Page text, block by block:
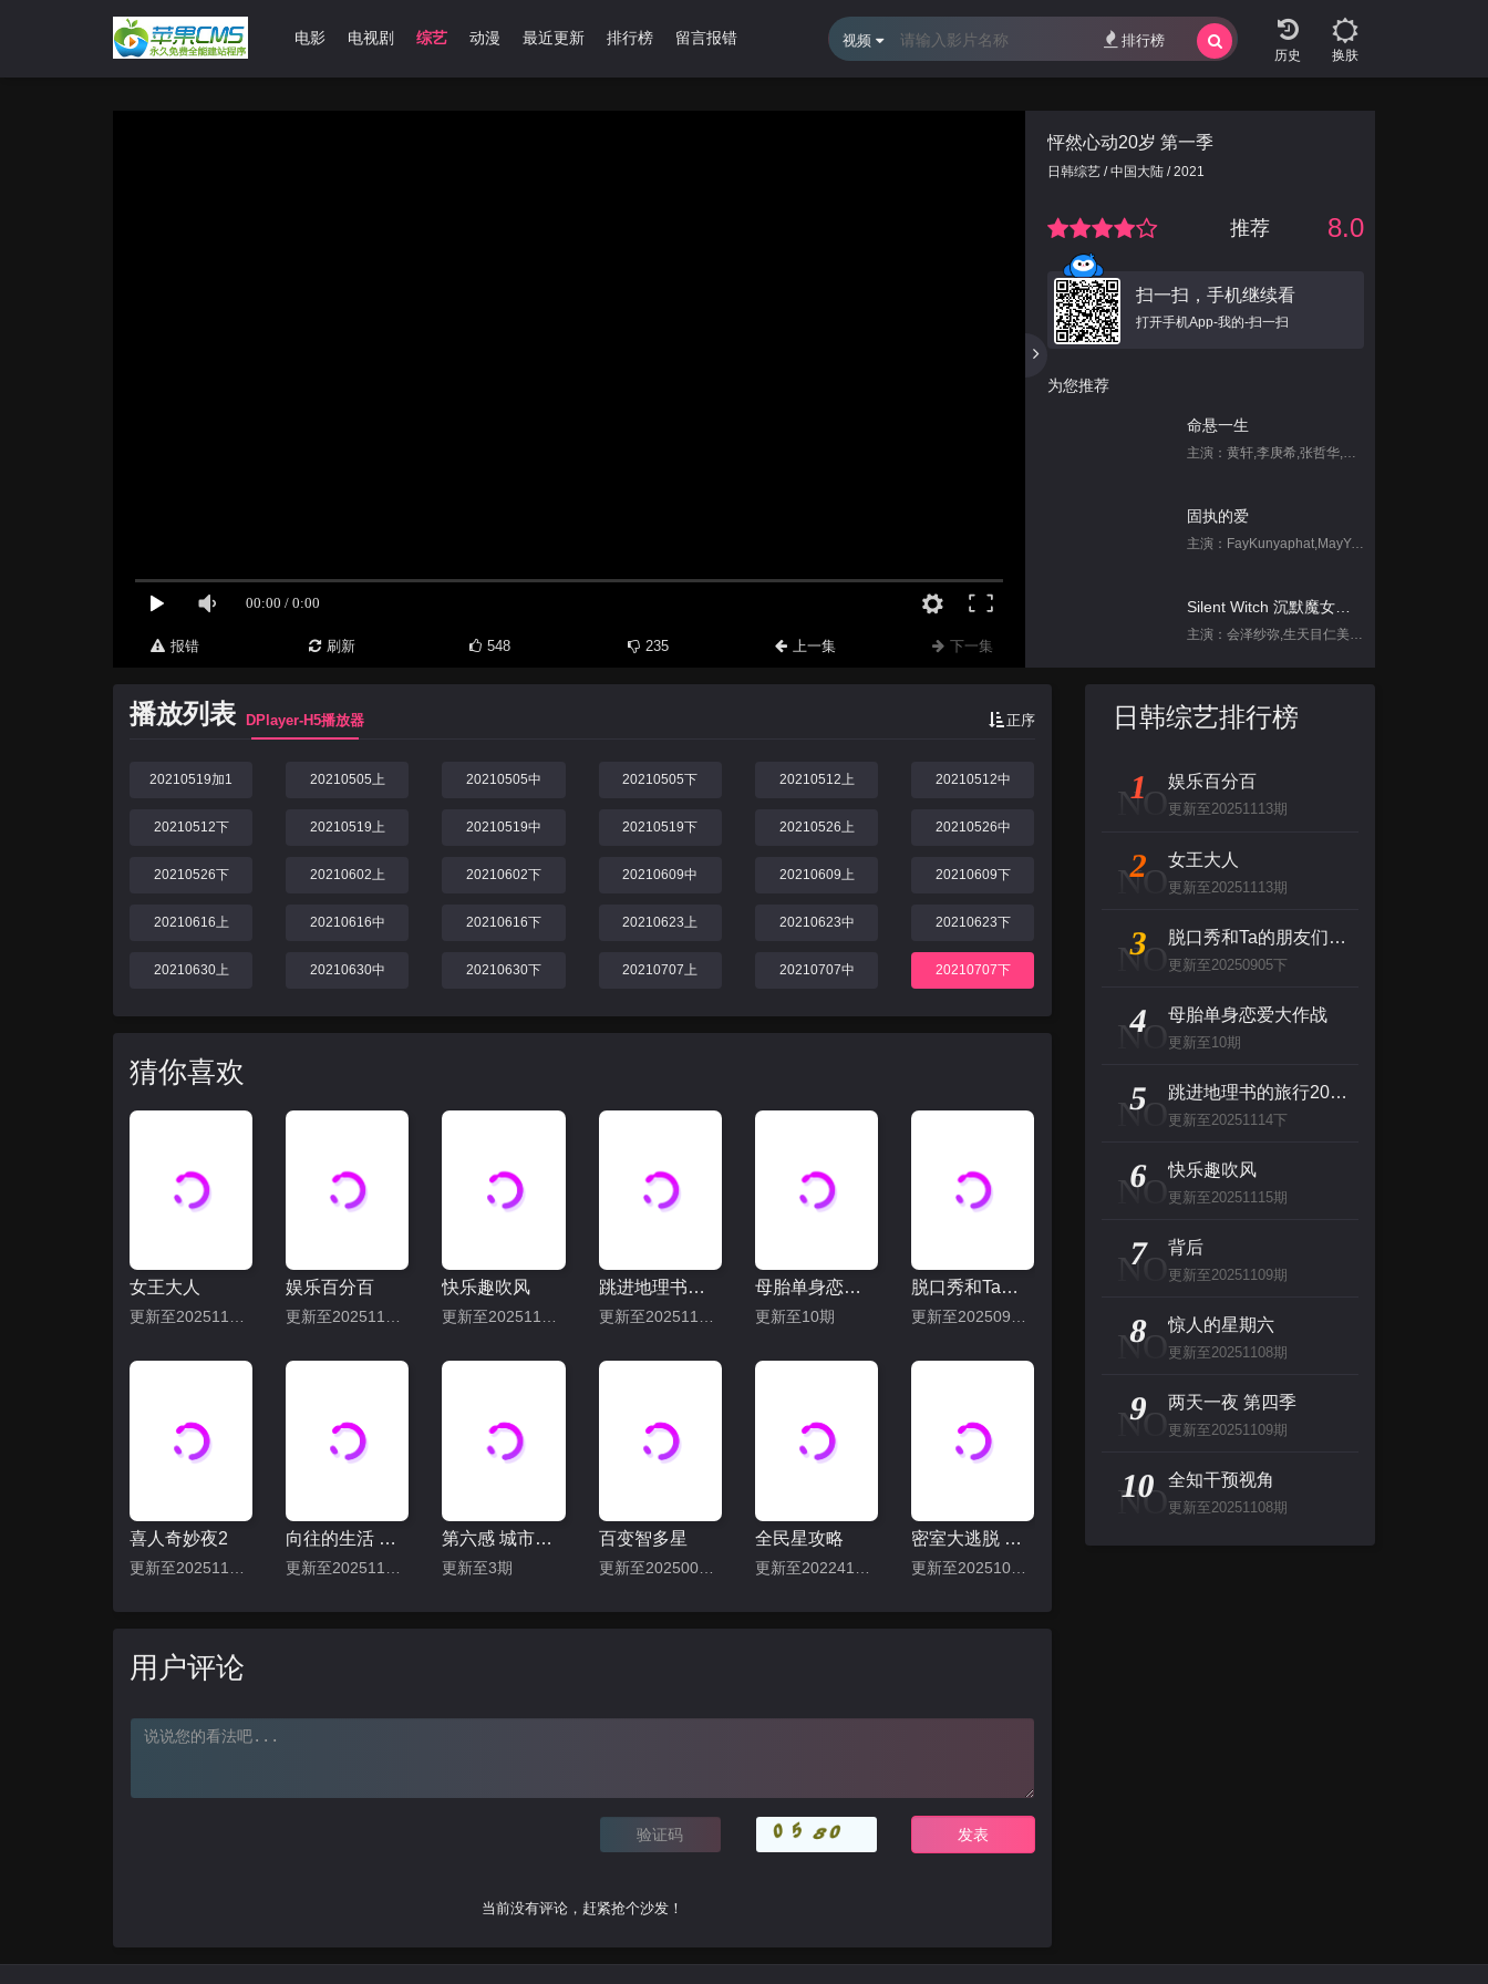
首页 电影 电视剧 综艺 动漫 最近更新 排行榜 留言报错
换肤
视频 排行榜
报错 刷新 548 235 上一集 下一集
怦然心动20岁 第一季
日韩综艺 / 中国大陆 / 2021
推荐 8.0
扫一扫，手机继续看
打开手机App-我的-扫一扫
为您推荐
命悬一生
主演：黄轩,李庚希,张哲华,白宇帆,尹昉,姜珮瑶
固执的爱
主演：FayKunyaphat,MayYada
主演：会泽纱弥,生天目仁美,诹访部顺一,坂田将吾,中岛良
主演：不齐男团
刀尖舞者
主演：赵菲,储小蕾
凡人修仙传
背后
看看你有多爱我
播放列表 DPlayer-H5播放器 正序
20210519加1 20210505上 20210505中 20210505下 20210512上 20210512中
20210512下 20210519上 20210519中 20210519下 20210526上 20210526中
20210526下 20210602上 20210602下 20210609中 20210609上 20210609下
20210616上 20210616中 20210616下 20210623上 20210623中 20210623下
20210630上 20210630中 20210630下 20210707上 20210707中 20210707下
猜你喜欢
女王大人 娱乐百分百 快乐趣吹风 跳进地理书的旅行2025·甘肃篇 母胎单身恋爱大作战
更新至10期
脱口秀和Ta的朋友们 第二季
喜人奇妙夜2 向往的生活 第八季 第六感 城市观光2
更新至3期
百变智多星
更新至202500430期
全民星攻略 密室大逃脱 第七季
用户评论
当前没有评论，赶紧抢个沙发！
日韩综艺排行榜
NO
1 娱乐百分百
更新至20251113期
NO
2 女王大人
更新至20251113期
NO
3 脱口秀和Ta的朋友们 第二季
更新至20250905下
NO
4 母胎单身恋爱大作战
更新至10期
NO
5 跳进地理书的旅行2025·甘肃篇
更新至20251114下
NO
6 快乐趣吹风
更新至20251115期
NO
7 背后
更新至20251109期
NO
8 惊人的星期六
更新至20251108期
NO
9 两天一夜 第四季
更新至20251109期
NO
10 全知干预视角
更新至20251108期